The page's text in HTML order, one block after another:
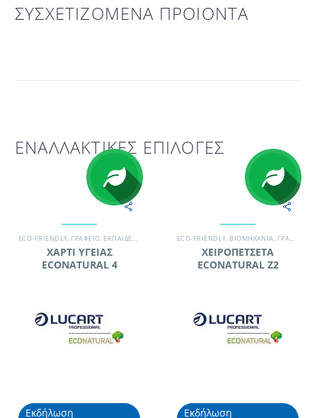
ΣΥΣΧΕΤΙΖΟΜΕΝΑ ΠΡΟΙΟΝΤΑ
ΕΝΑΛΛΑΚΤΙΚΕΣ ΕΠΙΛΟΓΕΣ
ECO-FRIENDLY, ΓΡΑΦΕΊΟ, ΕΚΠΑΙΔΕΥΤΙΚΌ ΊΔΡΥΜΑ ,ΕΠΑΓΓΕΛΜΑΤΙΚΆ ΧΑΡΤΙΆ,ΞΕΝΟΔΟΧΕΊΟ
ΧΑΡΤΙ ΥΓΕΙΑΣ
ECONATURAL 4
Εκδήλωση
ECO-FRIENDLY, ΒΙΟΜΗΧΑΝΊΑ, ΓΡΑΦΕΊΟ
ΧΕΙΡΟΠΕΤΣΕΤΑ
ECONATURAL Ζ2
Εκδήλωση